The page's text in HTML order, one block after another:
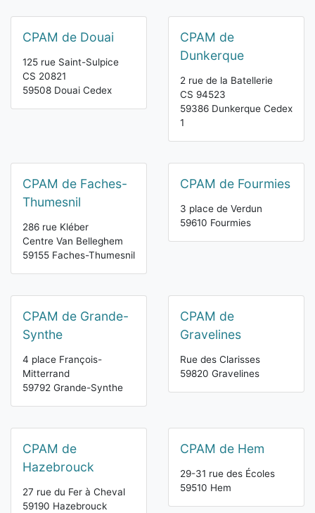
CPAM de Douai
125 rue Saint-Sulpice
CS 20821
59508 Douai Cedex
CPAM de
Dunkerque
2 rue de la Batellerie
CS 94523
59386 Dunkerque Cedex
1
CPAM de Faches-
Thumesnil
286 rue Kléber
Centre Van Belleghem
59155 Faches-Thumesnil
CPAM de Fourmies
3 place de Verdun
59610 Fourmies
CPAM de Grande-
Synthe
4 place François-
Mitterrand
59792 Grande-Synthe
CPAM de
Gravelines
Rue des Clarisses
59820 Gravelines
CPAM de
Hazebrouck
27 rue du Fer à Cheval
59190 Hazebrouck
CPAM de Hem
29-31 rue des Écoles
59510 Hem